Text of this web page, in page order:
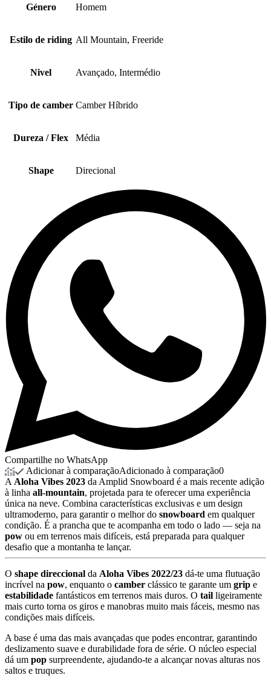
Género Homem
Estilo de riding All Mountain, Freeride
Nivel Avançado, Intermédio
Tipo de camber Camber Híbrido
Dureza / Flex Média
Shape Direcional
Compartilhe no WhatsApp
Adicionar à comparaçãoAdicionado à comparação0
A Aloha Vibes 2023 da Amplid Snowboard é a mais recente adição
à linha all-mountain, projetada para te ofereceruma experiência
única na neve. Combina características exclusivas e um design
ultramoderno, para garantiro melhordo snowboard em qualquer
condição. É a prancha que te acompanha em todo o lado — seja na
pow ou em terrenos mais difíceis, está preparada para qualquer
desafio que a montanha te lançar.
O shape direccional da Aloha Vibes 2022/23 dá-te uma flutuação
incrível na pow, enquanto o camber clássico te garante um grip e
estabilidade fantásticos em terrenos mais duros. O tail ligeiramente
mais curto torna os giros e manobras muito mais fáceis, mesmo nas
condições mais difíceis.
A base é uma das mais avançadas que podes encontrar, garantindo
deslizamento suave e durabilidade fora de série. O núcleo especial
dá um pop surpreendente, ajudando-te a alcançarnovas alturas nos
saltos e truques.